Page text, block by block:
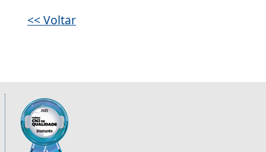
<< Voltar
Informações úteis sobre os órgãos da 2ª
Imagem